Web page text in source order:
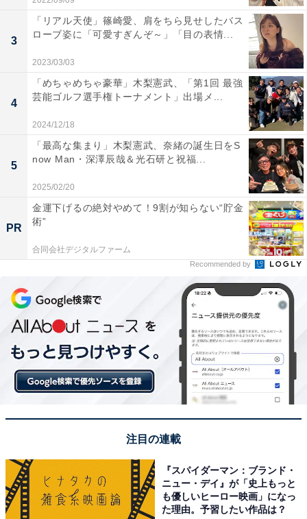
3
「リアル天使」篠崎愛、肩をちら見せしたバス
ローブ姿に「可愛すぎんぞ～」「目の表情...
2023/03/03
4
「めちゃめちゃ豪華」木梨憲武、「第1回 最強
芸能ゴルフ選手権トーナメント」出場メ...
2024/12/18
5
「最高な集まり」木梨憲武、奈緒の誕生日をS
now Man・深澤辰哉＆光石研と祝福...
2025/02/20
PR
金運下げるの絶対やめて！9割が知らない“貯金
術”
合同会社デジタルファーム
Recommended by
注目の連載
『スパイダーマン：ブランド・
ニュー・デイ』が「史上もっと
も優しいヒーロー映画」になっ
た理由。予習したい作品は？